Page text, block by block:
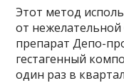
Этот метод
от
препарат Депо-
гестагенный
один раз в